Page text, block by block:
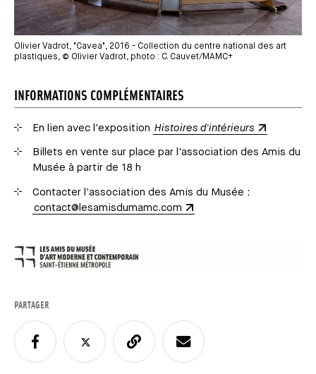
Olivier Vadrot, "Cavea", 2016 - Collection du centre national des art
plastiques, © Olivier Vadrot, photo : C. Cauvet/MAMC+
INFORMATIONS COMPLÉMENTAIRES
En lien avec l'exposition Histoires d'intérieurs
Billets en vente sur place par l'association des Amis du
Musée à partir de 18 h
Contacter l'association des Amis du Musée :
contact@lesamisdumamc.com
PARTAGER